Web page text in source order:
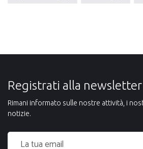
Registrati alla newsletter
Rimani informato sulle nostre attività, i
notizie.